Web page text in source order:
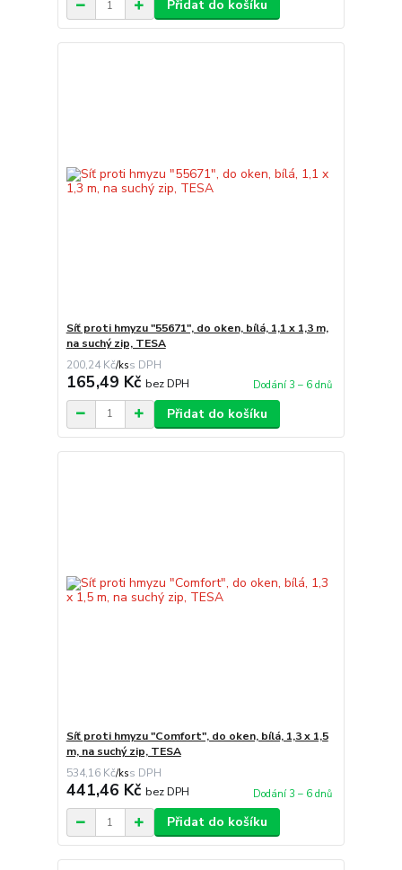
Přidat do košíku
Síť proti hmyzu "55671", do oken, bílá, 1,1 x 1,3 m,
na suchý zip, TESA
200,24 Kč/ks
165,49 Kč bez DPH Dodání 3 – 6 dnů
Přidat do košíku
Síť proti hmyzu "Comfort", do oken, bílá, 1,3 x 1,5
m, na suchý zip, TESA
534,16 Kč/ks
441,46 Kč bez DPH Dodání 3 – 6 dnů
Přidat do košíku